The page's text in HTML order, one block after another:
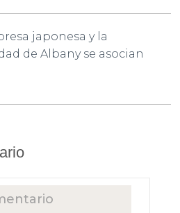
japonesa y la
de Albany se asocian